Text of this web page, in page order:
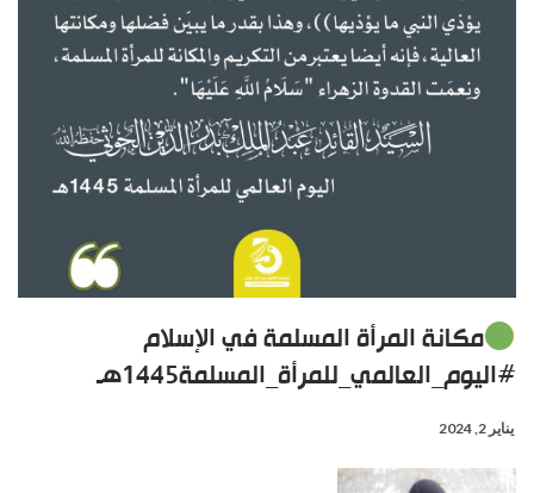
مكانة المرأة المسلمة في الإسلام
#اليوم_العالمي_للمرأة_المسلمة1445هـ
يناير 2, 2024